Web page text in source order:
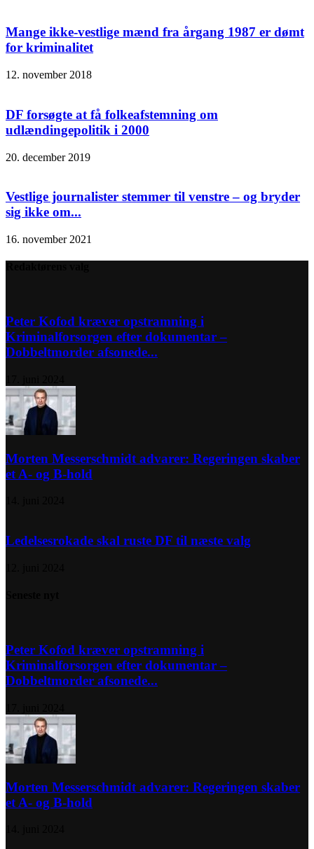
Mange ikke-vestlige mænd fra årgang 1987 er dømt
for kriminalitet
12. november 2018
DF forsøgte at få folkeafstemning om
udlændingepolitik i 2000
20. december 2019
Vestlige journalister stemmer til venstre – og bryder
sig ikke om...
16. november 2021
Peter Kofod kræver opstramning i
Kriminalforsorgen efter dokumentar –
Dobbeltmorder afsonede...
Morten Messerschmidt advarer: Regeringen skaber
et A- og B-hold
Ledelsesrokade skal ruste DF til næste valg
Peter Kofod kræver opstramning i
Kriminalforsorgen efter dokumentar –
Dobbeltmorder afsonede...
Morten Messerschmidt advarer: Regeringen skaber
et A- og B-hold